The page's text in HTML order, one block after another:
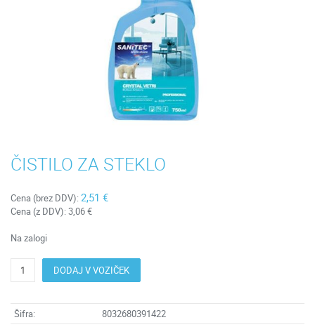
ČISTILO ZA STEKLO
Cena (brez DDV): 2,51 €
Cena (z DDV): 3,06 €
Na zalogi
DODAJ V VOZIČEK
Šifra:
8032680391422